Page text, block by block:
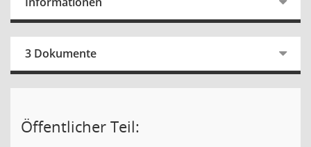
3 Dokumente
Öffentlicher Teil: